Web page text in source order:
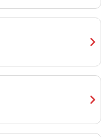
chevron_right
chevron_right